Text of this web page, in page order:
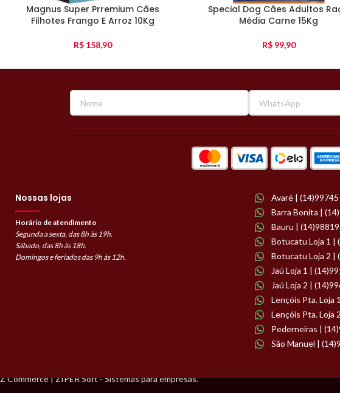
Magnus Super Prremium Cães
Filhotes Frango E Arroz 10Kg
R$ 158,90
Special Dog Cães Adultos
Média Carne 15Kg
R$99,90
Nossas lojas
Horário de atendimento
Segunda a sexta, das 8h às 19h.
Sábado, das 8h às 18h.
Domingos e feriados das 9h às 12h.
Avaré |
Barra Bonita |
Bauru |
Botucatu Loja 1 |
Botucatu Loja 2 |
Jaú Loja 1 |
Jaú Loja 2 |
Lençóis Pta. Loja
Lençóis Pta. Loja
Pederneiras |
São Manuel |
Z Commerce | ZIPER Soft - Sistemas para empresas.